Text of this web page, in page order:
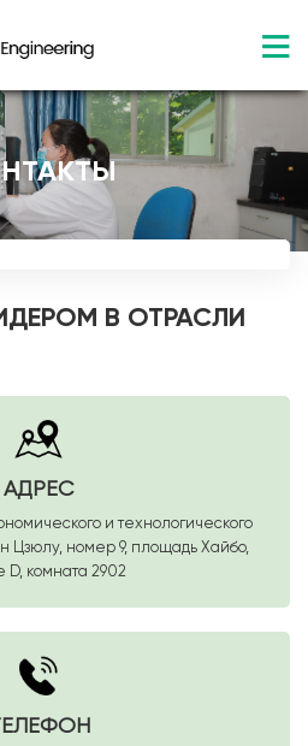
В ОТРАСЛИ
АДРЕС
и технологического
Цзюлу, номер 9, площадь Хайбо,
D, комната 2902